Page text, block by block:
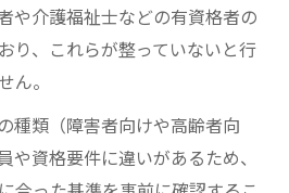
や介護福祉士などの有資格者の
り、これらが整っていないと行
ん。
種類（障害者向けや高齢者向
や資格要件に違いがあるため、